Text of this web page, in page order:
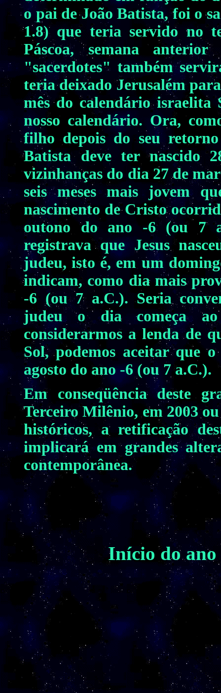
o pai de João Batista, foi o
1.8) que teria servido no
Páscoa, semana
"sacerdotes" também
teria deixado Jerusalém
mês do calendário
nosso calendário. Ora,
filho depois do seu
Batista deve ter nascido
vizinhanças do dia 27 de
seis meses mais jovem
nascimento de Cristo
outono do ano -6 (ou 7
registrava que Jesus
judeu, isto é, em um
indicam, como dia mais
-6 (ou 7 a.C.). Seria
judeu o dia começa
considerarmos a lenda de
Sol, podemos aceitar que
agosto do ano -6 (ou 7 a.C.).
Em conseqüência deste
Terceiro Milênio, em 2003
históricos, a retificação
implicará em grandes
contemporânea.
Início do